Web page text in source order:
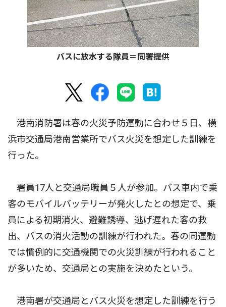
バスに放水する隊員＝同署提供
港南消防署は春の火災予防運動に合わせ５日、横
浜市交通局港南営業所でバス火災を想定した訓練を
行った。
署員17人と交通局職員５人が参加。バス車内で乗
客のモバイルバッテリーが発火したとの想定で、乗
員による初期消火、避難誘導、逃げ遅れた客の救
出、バスの消火活動の訓練が行われた。春の同運動
では慣例的に交通機関での火災訓練が行われること
が多いため、交通局との実施を決めたという。
港南署が交通局とバス火災を想定した訓練を行う